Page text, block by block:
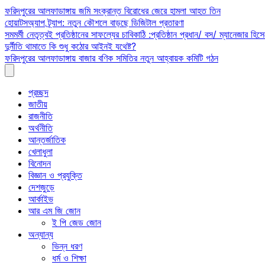
Skip
to
content
ফরিদপুরের আলফাডাঙ্গায় জমি সংক্রান্ত বিরোধের জেরে হামলা আহত তিন
হোয়াটসঅ্যাপ ট্র্যাপ: নতুন কৌশলে বাড়ছে ডিজিটাল প্রতারণা
সমমর্মী নেতৃত্বই প্রতিষ্ঠানের সাফল্যের চাবিকাঠি :প্রতিষ্ঠান প্রধান/ বস/ ম্যানেজার
দুর্নীতি থামাতে কি শুধু কঠোর আইনই যথেষ্ট?
ফরিদপুরের আলফাডাঙ্গায় বাজার বণিক সমিতির নতুন আহ্বায়ক কমিটি গঠন
প্রচ্ছদ
জাতীয়
রাজনীতি
অর্থনীতি
আন্তর্জাতিক
খেলাধুলা
বিনোদন
বিজ্ঞান ও প্রযুক্তি
দেশজুড়ে
আর্কাইভ
আর এম জি জোন
ই পি জেড জোন
অন্যান্য
ভিন্ন ধরণ
ধর্ম ও শিক্ষা